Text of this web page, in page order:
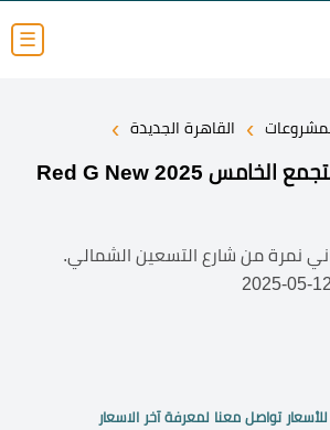
☰
› القاهرة الجديدة ›
كمبوند ريد جي التجمع الخامس 2025 Red G New
نمرة من شارع التسعين الشمالي.
تواصل معنا لمعرفة آخر الاسعار